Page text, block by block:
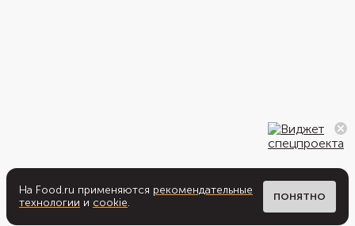
На Food.ru применяются рекомендательные
технологии и cookie. ПОНЯТНО